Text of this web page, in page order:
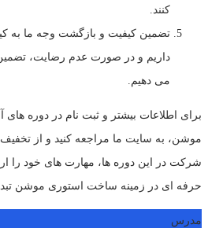
کنند.
تضمین کیفیت و بازگشت وجه ما به
داریم و در صورت عدم رضایت،
می دهیم.
برای اطلاعات بیشتر و ثبت نام در دوره
موشن، به سایت ما مراجعه کنید و از
شرکت در این دوره ها، مهارت های خود را
حرفه ای در زمینه ساخت استوری موشن
مدرس